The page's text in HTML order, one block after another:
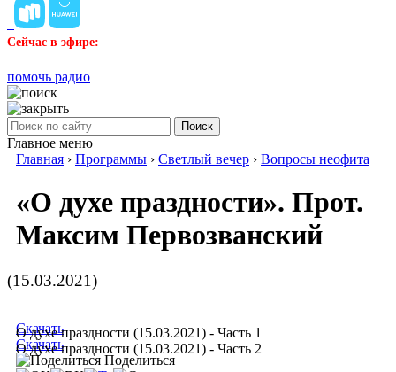
Сейчас в эфире:
помочь радио
Поиск
Главное меню
Главная › Программы › Светлый вечер › Вопросы неофита
«О духе праздности». Прот.
Максим Первозванский
(15.03.2021)
О духе праздности (15.03.2021) - Часть 1
Скачать
О духе праздности (15.03.2021) - Часть 2
Скачать
Поделиться